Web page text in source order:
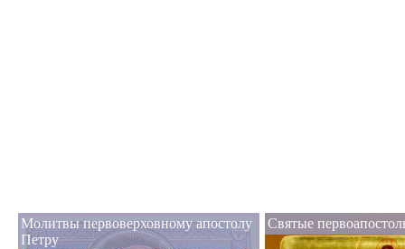
Молитвы первоверховному апостолу
Петру
Святые